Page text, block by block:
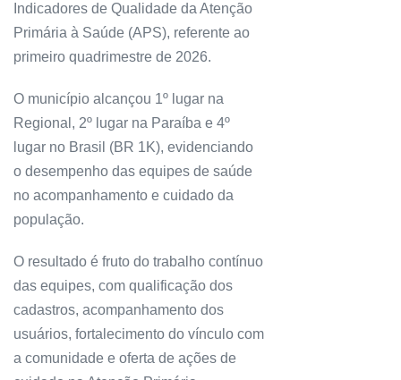
Indicadores de Qualidade da Atenção
Primária à Saúde (APS), referente ao
primeiro quadrimestre de 2026.
O município alcançou 1º lugar na
Regional, 2º lugar na Paraíba e 4º
lugar no Brasil (BR 1K), evidenciando
o desempenho das equipes de saúde
no acompanhamento e cuidado da
população.
O resultado é fruto do trabalho contínuo
das equipes, com qualificação dos
cadastros, acompanhamento dos
usuários, fortalecimento do vínculo com
a comunidade e oferta de ações de